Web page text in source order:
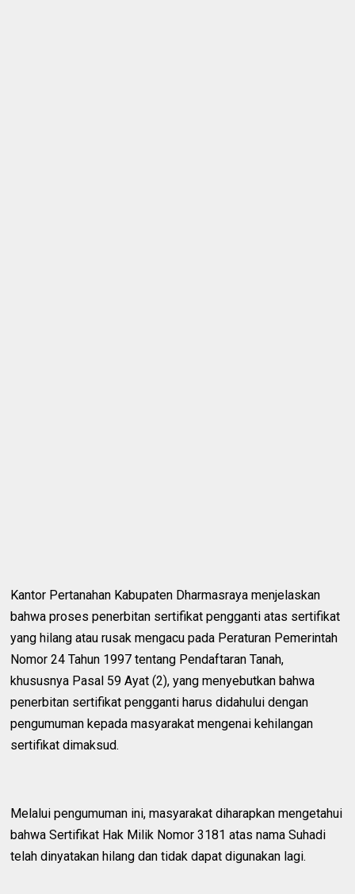
Kantor Pertanahan Kabupaten Dharmasraya menjelaskan
bahwa proses penerbitan sertifikat pengganti atas sertifikat
yang hilang atau rusak mengacu pada Peraturan Pemerintah
Nomor 24 Tahun 1997 tentang Pendaftaran Tanah,
khususnya Pasal 59 Ayat (2), yang menyebutkan bahwa
penerbitan sertifikat pengganti harus didahului dengan
pengumuman kepada masyarakat mengenai kehilangan
sertifikat dimaksud.
Melalui pengumuman ini, masyarakat diharapkan mengetahui
bahwa Sertifikat Hak Milik Nomor 3181 atas nama Suhadi
telah dinyatakan hilang dan tidak dapat digunakan lagi.